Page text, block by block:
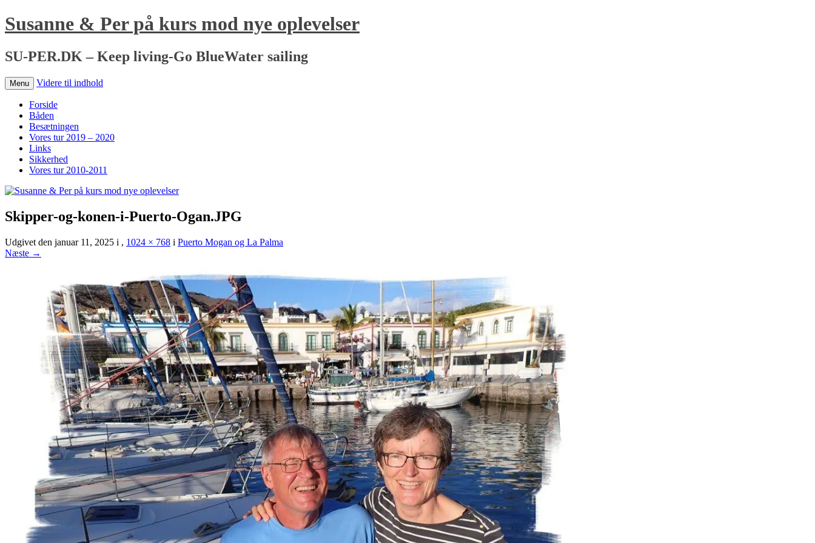
Susanne & Per på kurs mod nye oplevelser
SU-PER.DK – Keep living-Go BlueWater sailing
Menu Videre til indhold
Forside
Båden
Besætningen
Vores tur 2019 – 2020
Links
Sikkerhed
Vores tur 2010-2011
Skipper-og-konen-i-Puerto-Ogan.JPG
Udgivet den januar 11, 2025 i , 1024 × 768 i Puerto Mogan og La Palma
Næste →